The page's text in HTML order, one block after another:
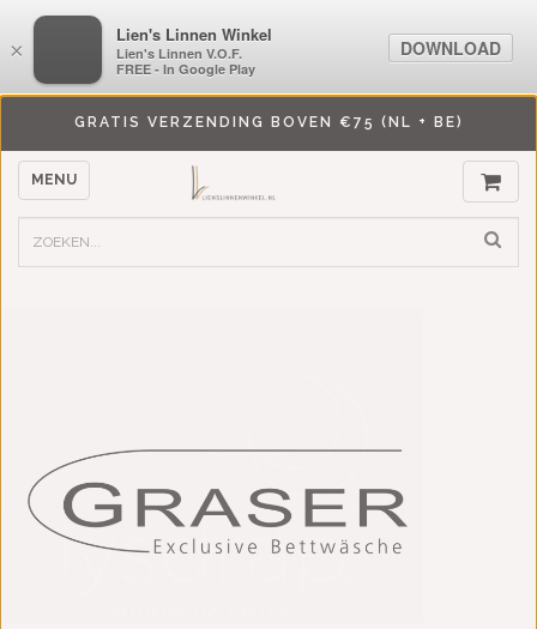
GRATIS VERZENDING BOVEN €75 (NL + BE)
MENU
×
LiensLinnenwinkel.nl
Lien's Linnen V.O.F.
FREE - In Google Play
DOWNLOAD
×
Lien's Linnen Winkel
Lien's Linnen V.O.F.
FREE - In Google Play
DOWNLOAD